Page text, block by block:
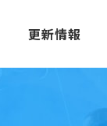
更新情報